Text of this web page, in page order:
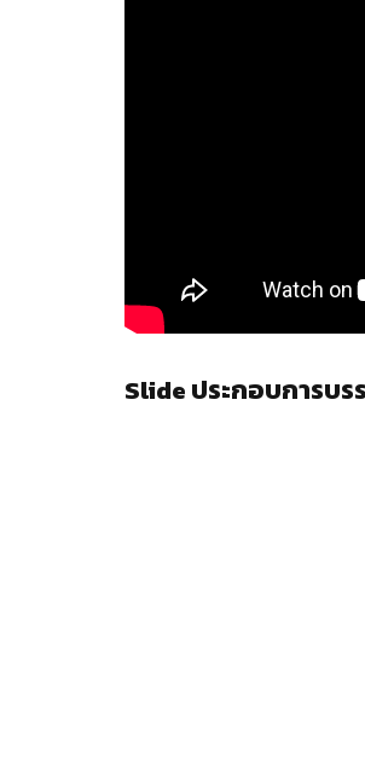
Slide ประกอบการบร